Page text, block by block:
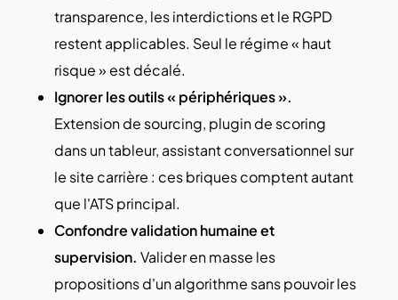
transparence, les interdictions et le RGPD
restent applicables. Seul le régime « haut
risque » est décalé.
Ignorer les outils « périphériques ».
Extension de sourcing, plugin de scoring
dans un tableur, assistant conversationnel sur
le site carrière : ces briques comptent autant
que l'ATS principal.
Confondre validation humaine et
supervision. Valider en masse les
propositions d'un algorithme sans pouvoir les